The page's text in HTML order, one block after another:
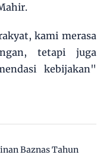
kami merasa
tetapi juga
kebijakan"
Baznas Tahun